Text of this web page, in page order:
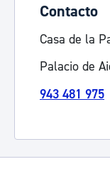
Contacto
Casa de la
Palacio de
943 481 975